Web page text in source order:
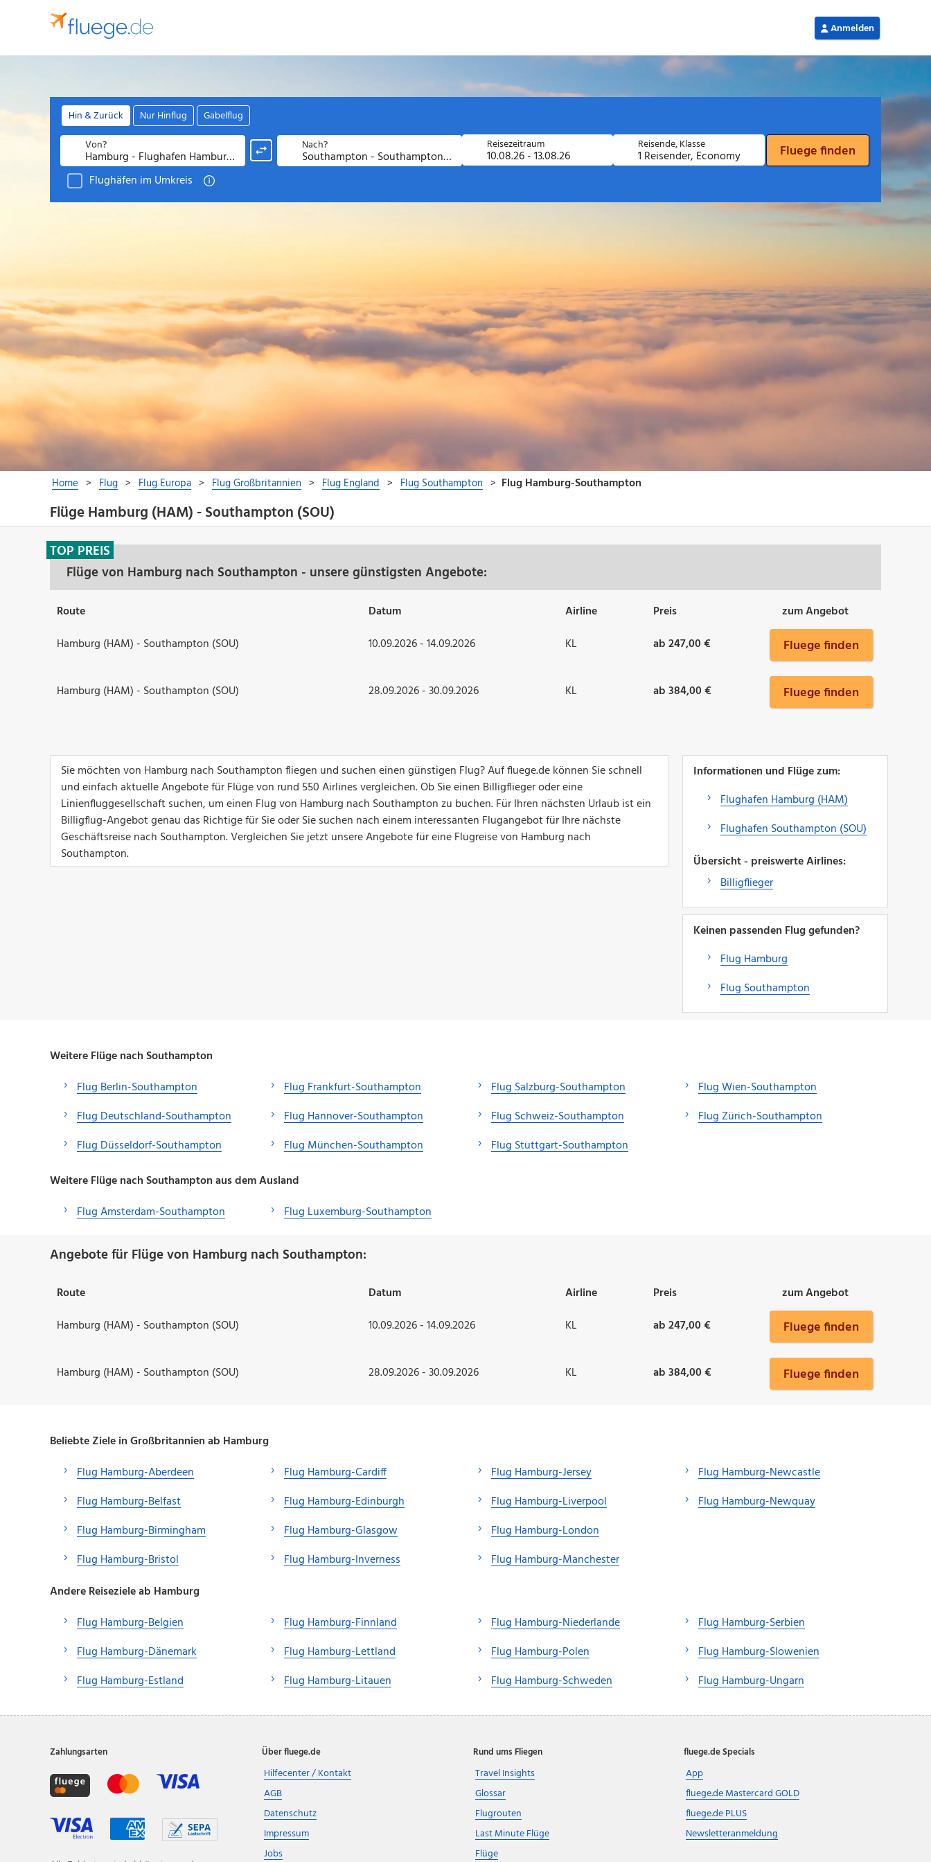
Flüge Hamburg (HAM) - Southampton (SOU)
Flüge von Hamburg nach Southampton - unsere günstigsten Angebote:
TOP PREIS
Route Datum Airline Preis
zum Angebot
Hamburg (HAM) - Southampton (SOU)
10.09.2026 - 14.09.2026 KL ab 247,00 € Fluege finden
Hamburg (HAM) - Southampton (SOU) 28.09.2026 - 30.09.2026 KL ab 384,00 € Fluege finden
Sie möchten von Hamburg nach Southampton fliegen und suchen einen günstigen Flug? Auf fluege.de können Sie schnell
und einfach aktuelle Angebote für Flüge von rund 550 Airlines vergleichen. Ob Sie einen Billigflieger oder eine
Linienfluggesellschaft suchen, um einen Flug von Hamburg nach Southampton zu buchen. Für Ihren nächsten Urlaub ist ein
Billigflug-Angebot genau das Richtige für Sie oder Sie suchen nach einem interessanten Flugangebot für Ihre nächste
Geschäftsreise nach Southampton. Vergleichen Sie jetzt unsere Angebote für eine Flugreise von Hamburg nach
Southampton.
Informationen und Flüge zum:
Flughafen Hamburg (HAM)
Flughafen Southampton (SOU)
Übersicht - preiswerte Airlines:
Billigflieger
Keinen passenden Flug gefunden?
Flug Hamburg
Flug Southampton
Weitere Flüge nach Southampton
Flug Berlin-Southampton
Flug Deutschland-Southampton
Flug Düsseldorf-Southampton
Flug Frankfurt-Southampton
Flug Hannover-Southampton
Flug München-Southampton
Flug Salzburg-Southampton
Flug Schweiz-Southampton
Flug Stuttgart-Southampton
Flug Wien-Southampton
Flug Zürich-Southampton
Weitere Flüge nach Southampton aus dem Ausland
Flug Amsterdam-Southampton
Flug Luxemburg-Southampton
Angebote für Flüge von Hamburg nach Southampton:
Route Datum Airline Preis
zum Angebot
Hamburg (HAM) - Southampton (SOU)
10.09.2026 - 14.09.2026 KL ab 247,00 € Fluege finden
Hamburg (HAM) - Southampton (SOU) 28.09.2026 - 30.09.2026 KL ab 384,00 € Fluege finden
Beliebte Ziele in Großbritannien ab Hamburg
Flug Hamburg-Aberdeen
Flug Hamburg-Belfast
Flug Hamburg-Birmingham
Flug Hamburg-Bristol
Flug Hamburg-Cardiff
Flug Hamburg-Edinburgh
Flug Hamburg-Glasgow
Flug Hamburg-Inverness
Flug Hamburg-Jersey
Flug Hamburg-Liverpool
Flug Hamburg-London
Flug Hamburg-Manchester
Flug Hamburg-Newcastle
Flug Hamburg-Newquay
Andere Reiseziele ab Hamburg
Flug Hamburg-Belgien
Flug Hamburg-Dänemark
Flug Hamburg-Estland
Flug Hamburg-Finnland
Flug Hamburg-Lettland
Flug Hamburg-Litauen
Flug Hamburg-Niederlande
Flug Hamburg-Polen
Flug Hamburg-Schweden
Flug Hamburg-Serbien
Flug Hamburg-Slowenien
Flug Hamburg-Ungarn